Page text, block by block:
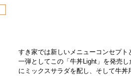
すき家では新しいメニューコンセプ
一弾としてこの「牛丼Light」を発売
にミックスサラダを配し、そして牛